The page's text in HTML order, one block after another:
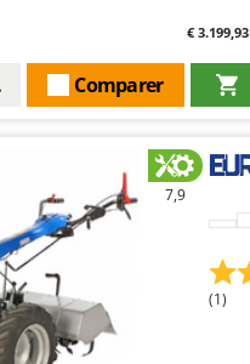
€ 3.199,93
Comparer
7,9
(1)